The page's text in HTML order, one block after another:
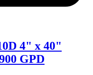
4" x 40"
GPD